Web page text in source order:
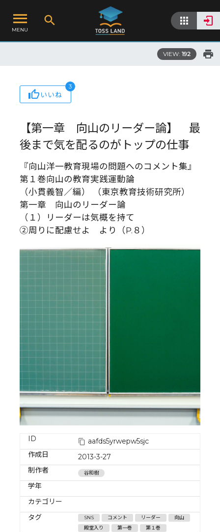
MENU
VIEW: 192
いいね
3
【第一章 向山のリーダー論】 最
後まで気を配るのがトップの仕事
『向山洋一教育現場の問題へのコメント集』
第１巻向山の教育実践運動論
（小貫義智／編） （東京教育技術研究所）
第一章 向山のリーダー論
（１）リーダーは気概を持て
②周りに配慮せよ より（P.８）
ID
aafds5yrwepw5sjc
作成日
2013-3-27
制作者
谷和樹
学年
カテゴリー
タグ
SNS コメント リーダー
向山
殿堂入り
第一巻 第１巻